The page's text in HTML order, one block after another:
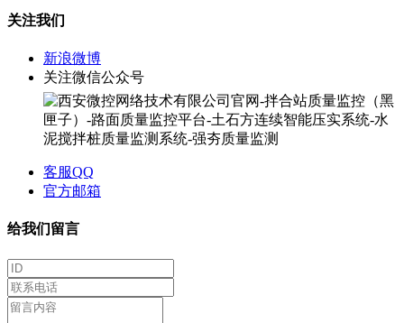
关注我们
新浪微博
关注微信公众号
客服QQ
官方邮箱
给我们留言